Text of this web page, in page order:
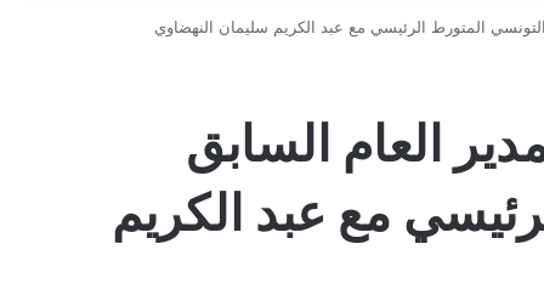
المتورط الرئيسي مع عبد الكريم سليمان النهضاوي
العام السابق
مع عبد الكريم